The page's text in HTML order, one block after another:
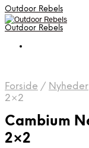
Outdoor Rebels
Outdoor Rebels
Forside / Nyheder
2×2
Cambium
2×2